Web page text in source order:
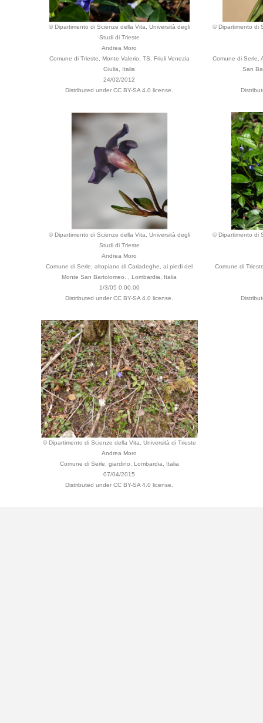
© Dipartimento di Scienze della Vita, Università degli
Studi di Trieste
Andrea Moro
Comune di Trieste, Monte Valerio, TS, Friuli Venezia
Giulia, Italia
24/02/2012
Distributed under CC BY-SA 4.0 license.
© Dipartimento di
Comune di Serle,
San
© Dipartimento di Scienze della Vita, Università degli
Studi di Trieste
Andrea Moro
Comune di Serle, altopiano di Cariadeghe, ai piedi del
Monte San Bartolomeo. , Lombardia, Italia
1/3/05 0.00.00
Distributed under CC BY-SA 4.0 license.
© Dipartimento di
Comune di
© Dipartimento di Scienze della Vita, Università di Trieste
Andrea Moro
Comune di Serle, giardino, Lombardia, Italia
07/04/2015
Distributed under CC BY-SA 4.0 license.